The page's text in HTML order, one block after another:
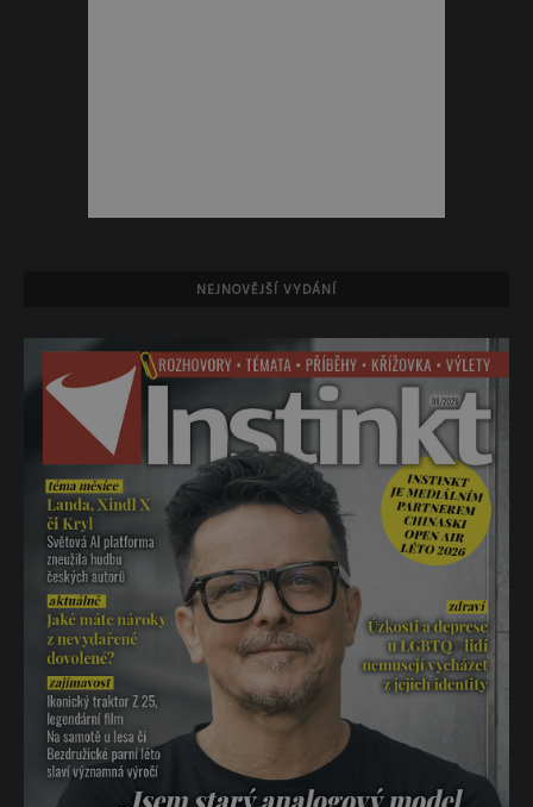
NEJNOVĚJŠÍ VYDÁNÍ